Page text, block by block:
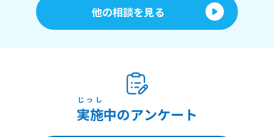
他の相談を見る
実施
じっし
中のアンケート